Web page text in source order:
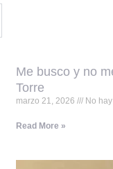
Me busco y no
Torre
marzo 21, 2026 No hay
Read More »